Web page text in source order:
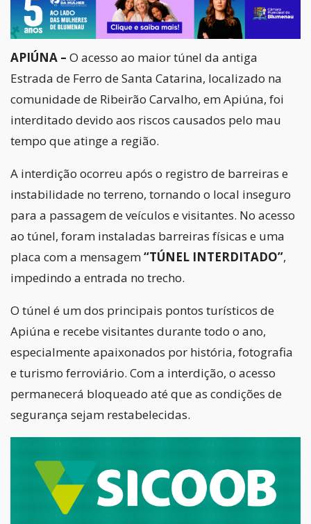
APIÚNA – O acesso ao maior túnel da antiga
Estrada de Ferro de Santa Catarina, localizado na
comunidade de Ribeirão Carvalho, em Apiúna, foi
interditado devido aos riscos causados pelo mau
tempo que atinge a região.
A interdição ocorreu após o registro de barreiras e
instabilidade no terreno, tornando o local inseguro
para a passagem de veículos e visitantes. No acesso
ao túnel, foram instaladas barreiras físicas e uma
placa com a mensagem“TÚNEL INTERDITADO”,
impedindo a entrada no trecho.
O túnel é um dos principais pontos turísticos de
Apiúna e recebe visitantes durante todo o ano,
especialmente apaixonados por história, fotografia
e turismo ferroviário. Com a interdição, o acesso
permanecerá bloqueado até que as condições de
segurança sejam restabelecidas.